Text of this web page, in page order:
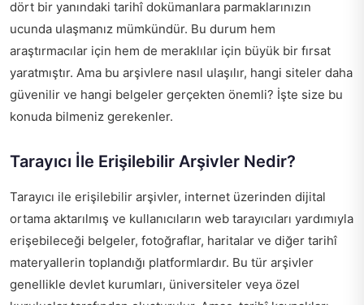
dört bir yanındaki tarihî dokümanlara parmaklarınızın
ucunda ulaşmanız mümkündür. Bu durum hem
araştırmacılar için hem de meraklılar için büyük bir fırsat
yaratmıştır. Ama bu arşivlere nasıl ulaşılır, hangi siteler daha
güvenilir ve hangi belgeler gerçekten önemli? İşte size bu
konuda bilmeniz gerekenler.
Tarayıcı İle Erişilebilir Arşivler Nedir?
Tarayıcı ile erişilebilir arşivler, internet üzerinden dijital
ortama aktarılmış ve kullanıcıların web tarayıcıları yardımıyla
erişebileceği belgeler, fotoğraflar, haritalar ve diğer tarihî
materyallerin toplandığı platformlardır. Bu tür arşivler
genellikle devlet kurumları, üniversiteler veya özel